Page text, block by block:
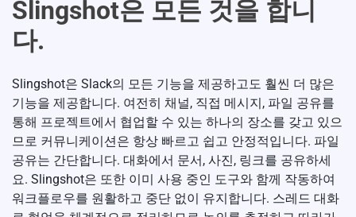
Slingshot은 모든 것을 합니
다.
Slingshot은 Slack의 모든 기능을 제공하고도 훨씬 더 많은
기능을 제공합니다. 여전히 채널, 직접 메시지, 파일 공유를
통해 프로젝트에서 협업할 수 있는 하나의 장소를 갖고 있으
므로 커뮤니케이션은 항상 빠르고 쉽고 안정적입니다. 파일
공유는 간단합니다. 대화에서 문서, 사진, 링크를 공유하세
요. Slingshot은 또한 이미 사용 중인 도구와 함께 작동하여
워크플로우를 원활하고 중단 없이 유지합니다. 스레드 대화